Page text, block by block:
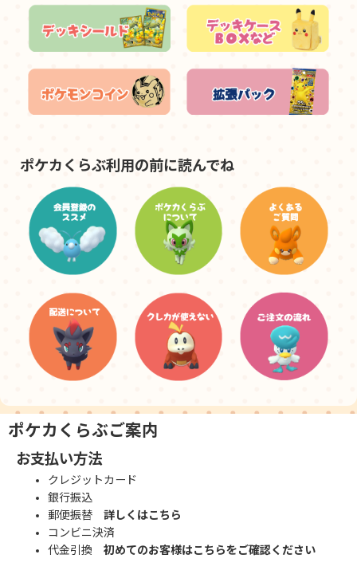
ポケカくらぶ利用の前に読んでね
ポケカくらぶご案内
お支払い方法
クレジットカード
銀行振込
郵便振替 詳しくはこちら
コンビニ決済
代金引換 初めてのお客様はこちらをご確認ください